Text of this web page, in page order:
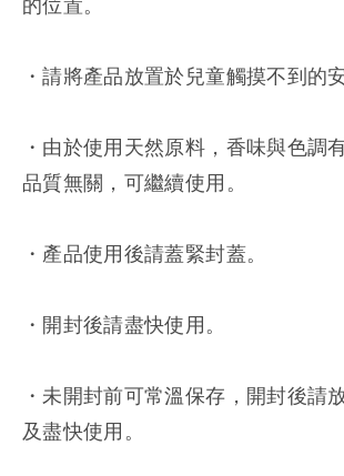
・請將產品放置於兒童觸摸不到的
・由於使用天然原料，香味與色調
品質無關，可繼續使用。
・產品使用後請蓋緊封蓋。
・開封後請盡快使用。
・未開封前可常溫保存，開封後請
及盡快使用。